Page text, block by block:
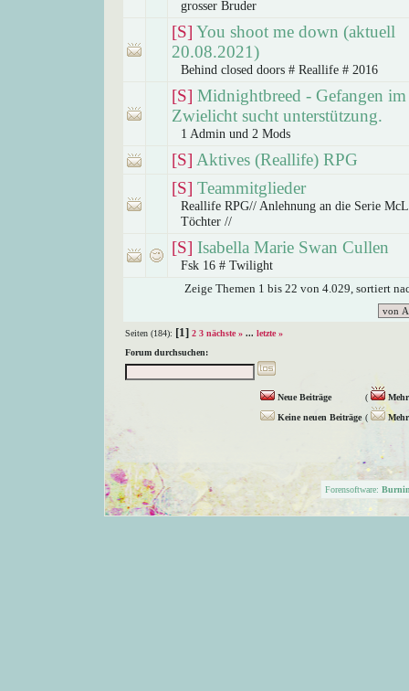
grosser Bruder
[S] You shoot me down (aktuell
20.08.2021)
Behind closed doors # Reallife # 2016
[S] Midnightbreed - Gefangen im
Zwielicht sucht unterstützung.
1 Admin und 2 Mods
[S] Aktives (Reallife) RPG
[S] Teammitglieder
Reallife RPG// Anlehnung an die Serie
Töchter //
[S] Isabella Marie Swan Cullen
Fsk 16 # Twilight
Zeige Themen 1 bis 22 von 4.029, sortiert
Seiten (184): [1] 2 3 nächste » ... letzte »
Forum durchsuchen:
Neue Beiträge (
Keine neuen Beiträge (
Forensoftware: